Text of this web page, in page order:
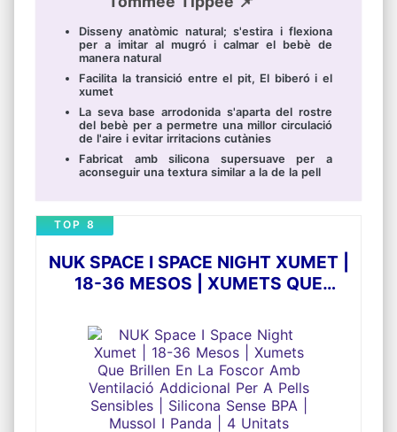
Disseny anatòmic natural; s'estira i flexiona
per a imitar al mugró i calmar el bebè de
manera natural
Facilita la transició entre el pit, El biberó i el
xumet
La seva base arrodonida s'aparta del rostre
del bebè per a permetre una millor circulació
de l'aire i evitar irritacions cutànies
Fabricat amb silicona supersuave per a
aconseguir una textura similar a la de la pell
NUK SPACE I SPACE NIGHT XUMET |
18-36 MESOS | XUMETS QUE
VENTILACIÓ ADDICIONAL PER A
PELLS SENSIBLES | SILICONA SENSE
BPA | MUSSOL I PANDA | 4 UNITATS
TOP 8